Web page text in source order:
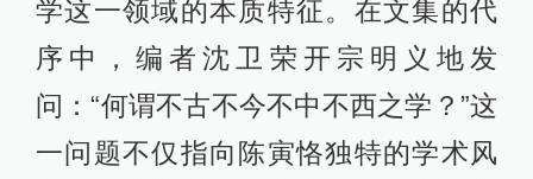
学这一领域的本质特征。在文集的代
序中，编者沈卫荣开宗明义地发
问：“何谓不古不今不中不西之学？”这
一问题不仅指向陈寅恪独特的学术风